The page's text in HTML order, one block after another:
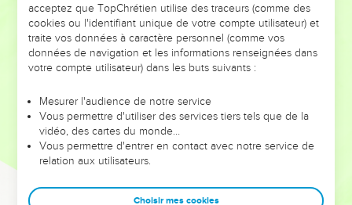
DE L’ANNÉE !
ET SI LEURS ERREURS POUVAIENT VOUS ÉVITER LES
VOTRES ?
leur foi ou leur vision. Mais on voit moins les doutes, les erreurs
et les saisons difficiles qu'ils ont traversés, alors même que ce
sont elles qui les ont façonnés.
Dans cette conférence, leaders, entrepreneurs, et responsables
clés pour avancer avec plus de sagesse afin que leurs erreurs
acceptez que TopChrétien utilise des traceurs (comme des
cookies ou l'identifiant unique de votre compte utilisateur) et
traite vos données à caractère personnel (comme vos
données de navigation et les informations renseignées dans
votre compte utilisateur) dans les buts suivants :
Mesurer l'audience de notre service
Vous permettre d'utiliser des services tiers tels que de la
vidéo, des cartes du monde…
Vous permettre d'entrer en contact avec notre service de
relation aux utilisateurs.
Choisir mes cookies